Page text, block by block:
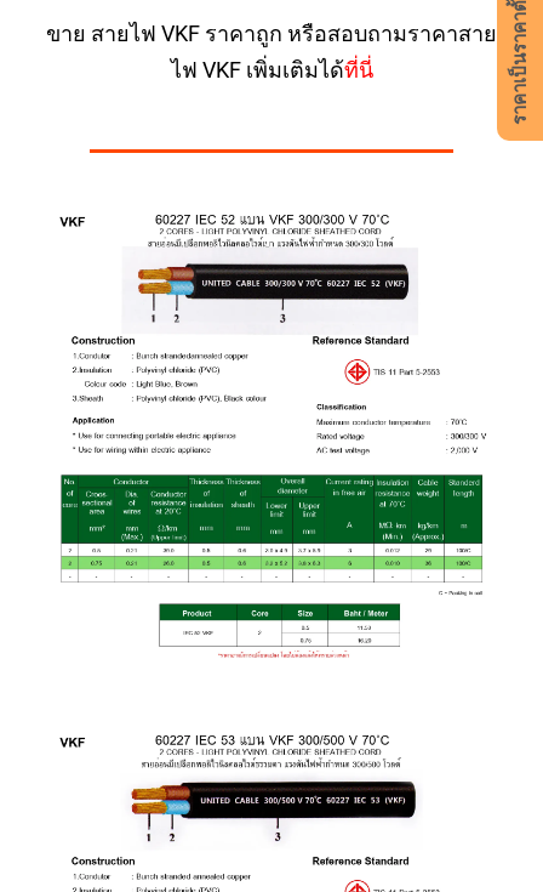
ขาย สายไฟ VKF ราคาถูก หรือสอบถามราคาสาย
ไฟ VKF เพิ่มเติมได้ที่นี่